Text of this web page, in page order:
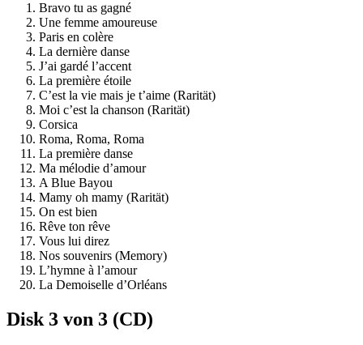
Bravo tu as gagné
Une femme amoureuse
Paris en colère
La dernière danse
J’ai gardé l’accent
La première étoile
C’est la vie mais je t’aime (Rarität)
Moi c’est la chanson (Rarität)
Corsica
Roma, Roma, Roma
La première danse
Ma mélodie d’amour
A Blue Bayou
Mamy oh mamy (Rarität)
On est bien
Rêve ton rêve
Vous lui direz
Nos souvenirs (Memory)
L’hymne à l’amour
La Demoiselle d’Orléans
Disk 3 von 3 (CD)